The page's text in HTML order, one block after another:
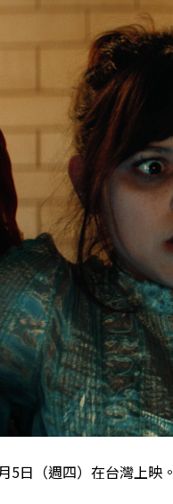
5日（週四）在台灣上映。